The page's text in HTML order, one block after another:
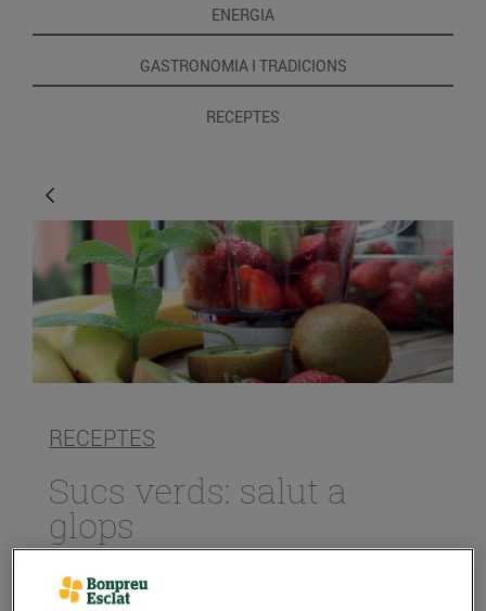
ENERGIA
GASTRONOMIA I TRADICIONS
RECEPTES
RECEPTES
Sucs verds: salut a
glops